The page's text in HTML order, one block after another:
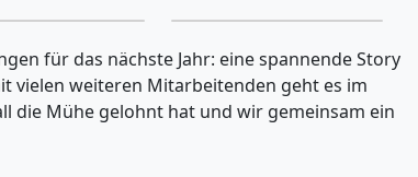
Michi
kein Bild
Alexandra
Rodemann
Hat noch kein Bild
für das nächste Jahr: eine spannende Story
vielen weiteren Mitarbeitenden geht es im
die Mühe gelohnt hat und wir gemeinsam ein